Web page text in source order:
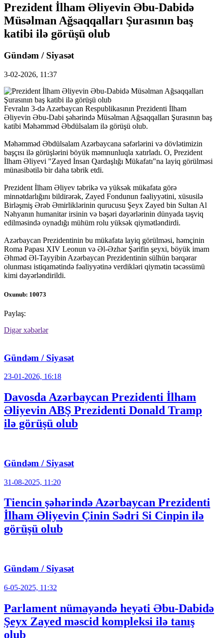
Prezident İlham Əliyevin Əbu-Dabidə
Müsəlman Ağsaqqalları Şurasının baş
katibi ilə görüşü olub
Gündəm / Siyasət
3-02-2026, 11:37
Fevralın 3-də Azərbaycan Respublikasının Prezidenti İlham
Əliyevin Əbu-Dabi şəhərində Müsəlman Ağsaqqalları Şurasının baş
katibi Məhəmməd Əbdülsalam ilə görüşü olub.
Məhəmməd Əbdülsalam Azərbaycana səfərlərini və dövlətimizin
başçısı ilə görüşlərini böyük məmnunluqla xatırladı. O, Prezident
İlham Əliyevi "Zayed İnsan Qardaşlığı Mükafatı"na layiq görülməsi
münasibətilə bir daha təbrik etdi.
Prezident İlham Əliyev təbrikə və yüksək mükafata görə
minnətdarlığını bildirərək, Zayed Fondunun fəaliyyətini, xüsusilə
Birləşmiş Ərəb Əmirliklərinin qurucusu Şeyx Zayed bin Sultan Al
Nəhyanın humanitar irsinin və bəşəri dəyərlərinin dünyada təşviq
edilməsində oynadığı mühüm rolu yüksək qiymətləndirdi.
Azərbaycan Prezidentinin bu mükafata layiq görülməsi, həmçinin
Roma Papası XIV Leonun və Əl-Əzhər Şərifin şeyxi, böyük imam
Əhməd Əl-Tayyibin Azərbaycan Prezidentinin sülhün bərqərar
olunması istiqamətində fəaliyyətinə verdikləri qiymətin təcəssümü
kimi dəyərləndirildi.
Oxunub: 10073
Paylaş:
Digər xəbərlər
Gündəm / Siyasət
23-01-2026, 16:18
Davosda Azərbaycan Prezidenti İlham
Əliyevin ABŞ Prezidenti Donald Tramp
ilə görüşü olub
Gündəm / Siyasət
31-08-2025, 11:20
Tiencin şəhərində Azərbaycan Prezidenti
İlham Əliyevin Çinin Sədri Si Cinpin ilə
görüşü olub
Gündəm / Siyasət
6-05-2025, 11:32
Parlament nümayəndə heyəti Əbu-Dabidə
Şeyx Zayed məscid kompleksi ilə tanış
olub